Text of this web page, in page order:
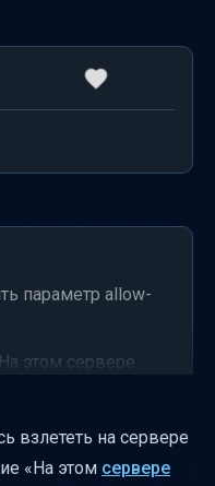
параметр allow-
этом сервере
убрать
allow-flight полёт
кикает
взлететь на сервере
«На этом сервере